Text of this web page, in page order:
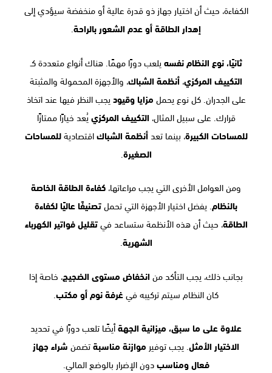
الكفاءة، حيث أن اختيار جهاز ذو قدرة عالية أو منخفضة سيؤدي إلى
إهدار الطاقة أو عدم الشعور بالراحة
ثانيًا، نوع النظام نفسه يلعب دورًا مهمًا. هناك أنواع متعددة كـ
التكييف المركزي، أنظمة الشباك، والأجهزة المحمولة والمثبتة
على الجدران. كل نوع يحمل مزايا وقيود يجب النظر فيها عند اتخاذ
قرارك. على سبيل المثال، التكييف المركزييُعد خيارًا ممتازًا
للمساحات الكبيرة، بينما تعدأنظمة الشباكاقتصاديةللمساحات
الصغيرة
ومن العوامل الأخرى التي يجب مراعاتها، كفاءة الطاقة الخاصة
بالنظام . يفضل اختيار الأجهزة التي تحملتصنيفًا عاليًا لكفاءة
الطاقة، حيث أن هذه الأنظمة ستساعد فيتقليل فواتير الكهرباء
الشهرية
بجانب ذلك، يجب التأكد من انخفاض مستوى الضجيج، خاصة إذا
كان النظام سيتم تركيبه فيغرفة نوم أو مكتب
علاوة على ما سبق، ميزانية الجهةأيضًا تلعب دورًا في تحديد
الاختيار الأمثل . يجب توفير موازنة مناسبةتضمن شراء جهاز
فعال ومناسبدون الإضرار بالوضع المالي.